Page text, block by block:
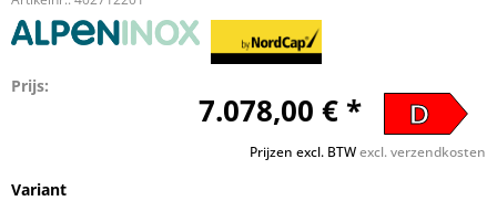
Prijs:
7.078,00 € * D
Prijzen excl. BTWexcl. verzendkosten
Variant